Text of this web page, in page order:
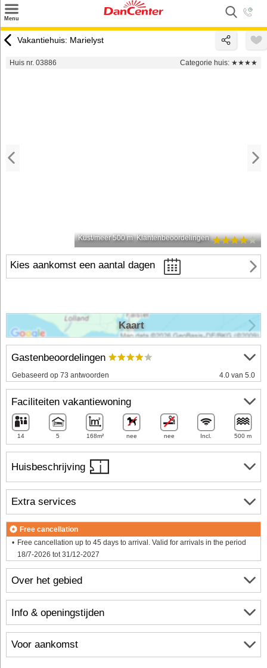
Menu
Inspiratie
Vakantiehuis: Marielyst
Huis nr. 03886 Categorie huis: ★★★★
Kust/meer 500 m Klantenbeoordelingen
Kies aankomst een aantal dagen
Huisbeschrijving
Over het gebied
Info & openingstijden
Voor aankomst
Gastenbeoordelingen
Gebaseerd op 73 antwoorden 4.0 van 5.0
Faciliteiten vakantiewoning
14 5 168m² nee nee Incl. 500 m
Extra services
Free cancellation
Free cancellation up to 45 days to arrival. Valid for arrivals in the period
18/7-2026 tot 31/12-2027
Kaart